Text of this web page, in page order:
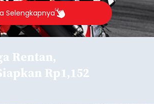
Selengkapnya
Rentan,
Rp1,152